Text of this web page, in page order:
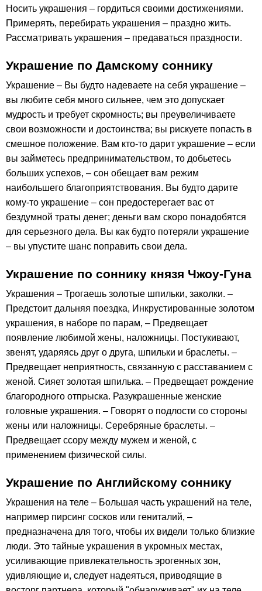
Носить украшения – гордиться своими достижениями.
Примерять, перебирать украшения – праздно жить.
Рассматривать украшения – предаваться праздности.
Украшение по Дамскому соннику
Украшение – Вы будто надеваете на себя украшение –
вы любите себя много сильнее, чем это допускает
мудрость и требует скромность; вы преувеличиваете
свои возможности и достоинства; вы рискуете попасть в
смешное положение. Вам кто-то дарит украшение – если
вы займетесь предпринимательством, то добьетесь
больших успехов, – сон обещает вам режим
наибольшего благоприятствования. Вы будто дарите
кому-то украшение – сон предостерегает вас от
бездумной траты денег; деньги вам скоро понадобятся
для серьезного дела. Вы как будто потеряли украшение
– вы упустите шанс поправить свои дела.
Украшение по соннику князя Чжоу-Гуна
Украшения – Трогаешь золотые шпильки, заколки. –
Предстоит дальняя поездка, Инкрустированные золотом
украшения, в наборе по парам, – Предвещает
появление любимой жены, наложницы. Постукивают,
звенят, ударяясь друг о друга, шпильки и браслеты. –
Предвещает неприятность, связанную с расставанием с
женой. Сияет золотая шпилька. – Предвещает рождение
благородного отпрыска. Разукрашенные женские
головные украшения. – Говорят о подлости со стороны
жены или наложницы. Серебряные браслеты. –
Предвещает ссору между мужем и женой, с
применением физической силы.
Украшение по Английскому соннику
Украшения на теле – Большая часть украшений на теле,
например пирсинг сосков или гениталий, –
предназначена для того, чтобы их видели только близкие
люди. Это тайные украшения в укромных местах,
усиливающие привлекательность эрогенных зон,
удивляющие и, следует надеяться, приводящие в